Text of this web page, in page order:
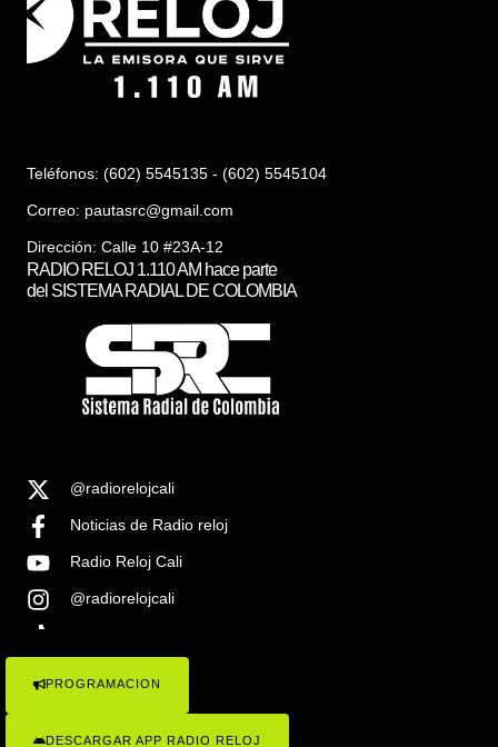
Teléfonos: (602) 5545135 - (602) 5545104
Correo: pautasrc@gmail.com
Dirección: Calle 10 #23A-12
RADIO RELOJ 1.110 AM hace parte
del SISTEMA RADIAL DE COLOMBIA
@radiorelojcali
Noticias de Radio reloj
Radio Reloj Cali
@radiorelojcali
COPYRIGHT © 2023 RADIO RELOJ 1.1100AM , TODOS LOS
PROGRAMACION
DESCARGAR APP RADIO RELOJ